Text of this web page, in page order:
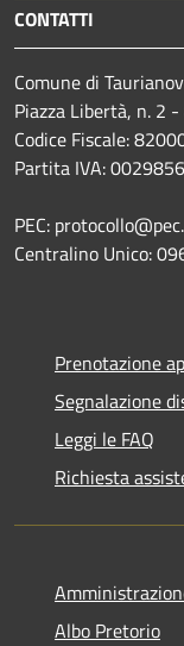
CONTATTI
Comune di
Piazza Libertà, n. 2
Codice Fiscale:
Partita IVA:
PEC:
Centralino Unico:
Prenotazione
Segnalazione
Leggi le FAQ
Richiesta
Albo Pretorio